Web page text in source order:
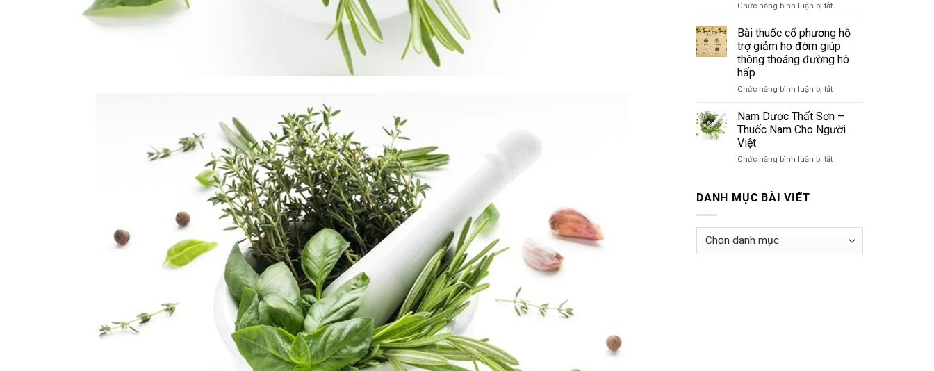
TẾ
LIỆU
Ở
VIỆT
NAM
Chức năng bình luận bị tắtở
xuất
thử
nghiệm
giống
dược
loại
hoa
Bài thuốc cổ phương hỗ
trợ giảm ho đờm giúp
thông thoáng đường hô
hấp
Chức năng bình luận bị tắtở
thuốc
cổ
phương
trợ
thoáng
đường
hô
Nam Dược Thất Sơn –
Thuốc Nam Cho Người
Việt
Chức năng bình luận bị tắtở
Thuốc
Nam
Cho
DANH MỤC BÀI VIẾT
Danh